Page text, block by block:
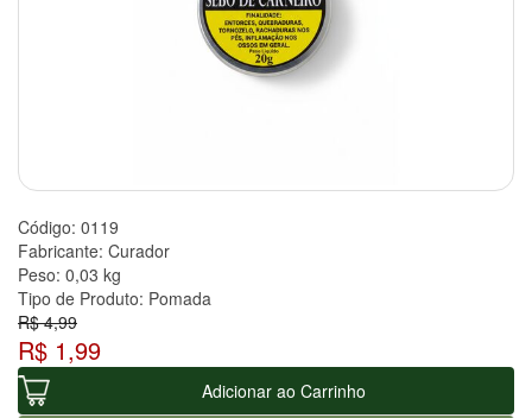
Código: 0119
Fabricante: Curador
Peso: 0,03 kg
Tipo de Produto: Pomada
R$ 4,99
R$ 1,99
Adicionar ao Carrinho